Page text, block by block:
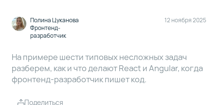
2
Задача 1: как
генерируется
компонент в
3
Задача 2: как
работать с
Полина Цуканова
Фронтенд-
разработчик
12 ноября 2025
Поделиться
На примере шести типовых несложных задач
разберем, как и что делают React и Angular, когда
фронтенд-разработчик пишет код.